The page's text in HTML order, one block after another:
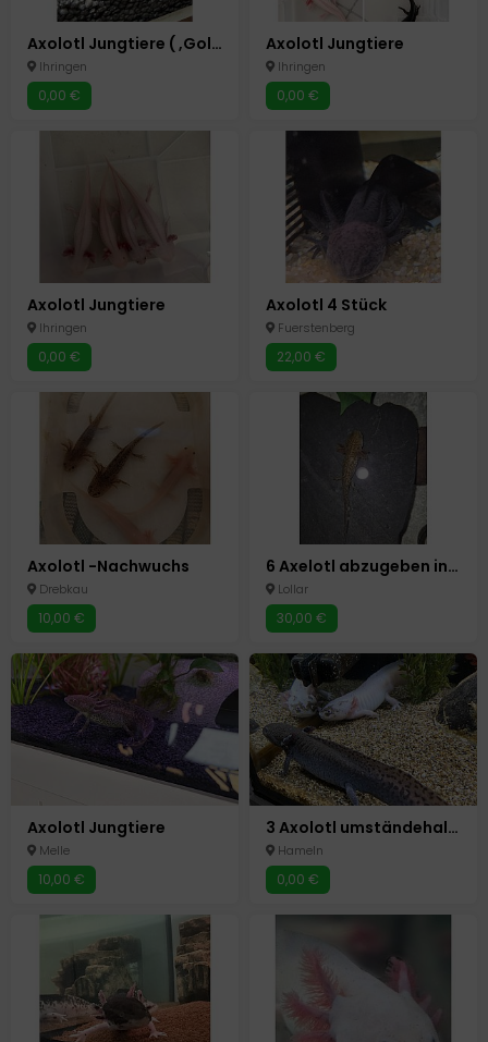
Axolotl Jungtiere ( ,Gold Albino, White Albino, weiße und Schwarze Wildlinge)
Ihringen
0,00 €
Axolotl Jungtiere
Ihringen
0,00 €
Axolotl Jungtiere
Ihringen
0,00 €
Axolotl 4 Stück
Fuerstenberg
22,00 €
Axolotl -Nachwuchs
Drebkau
10,00 €
6 Axelotl abzugeben in liebevolle Hände
Lollar
30,00 €
Axolotl Jungtiere
Melle
10,00 €
3 Axolotl umständehalber abzugeben
Hameln
0,00 €